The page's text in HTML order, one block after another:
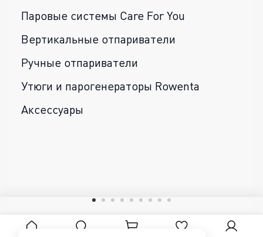
Паровые системы Care For You
Вертикальные отпариватели
Ручные отпариватели
Утюги и парогенераторы Rowenta
Аксессуары